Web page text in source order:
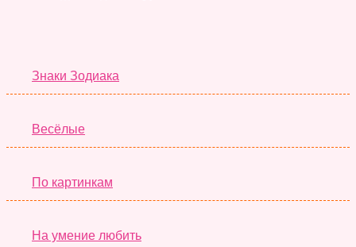
Знаки Зодиака
Весёлые
По картинкам
На умение любить